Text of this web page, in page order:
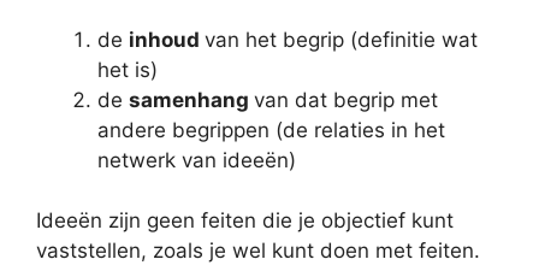
de inhoud van het begrip (definitie wat
het is)
de samenhang van dat begrip met
andere begrippen (de relaties in het
netwerk van ideeën)
Ideeën zijn geen feiten die je objectief kunt
vaststellen, zoals je wel kunt doen met feiten.